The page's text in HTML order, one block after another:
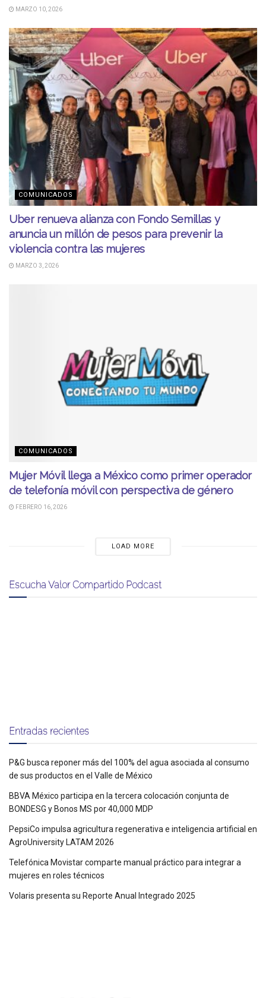
MARZO 10, 2026
COMUNICADOS
Uber renueva alianza con Fondo Semillas y
anuncia un millón de pesos para prevenir la
violencia contra las mujeres
MARZO 3, 2026
COMUNICADOS
Mujer Móvil llega a México como primer operador
de telefonía móvil con perspectiva de género
FEBRERO 16, 2026
LOAD MORE
Escucha Valor Compartido Podcast
Entradas recientes
P&G busca reponer más del 100% del agua asociada al consumo
de sus productos en el Valle de México
BBVA México participa en la tercera colocación conjunta de
BONDESG y Bonos MS por 40,000 MDP
PepsiCo impulsa agricultura regenerativa e inteligencia artificial en
AgroUniversity LATAM 2026
Telefónica Movistar comparte manual práctico para integrar a
mujeres en roles técnicos
Volaris presenta su Reporte Anual Integrado 2025